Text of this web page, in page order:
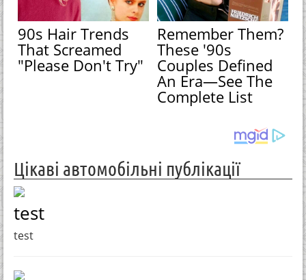
90s Hair Trends
That Screamed
"Please Don't Try"
Remember Them?
These '90s
Couples Defined
An Era—See The
Complete List
Цікаві автомобільні публікації
test
test